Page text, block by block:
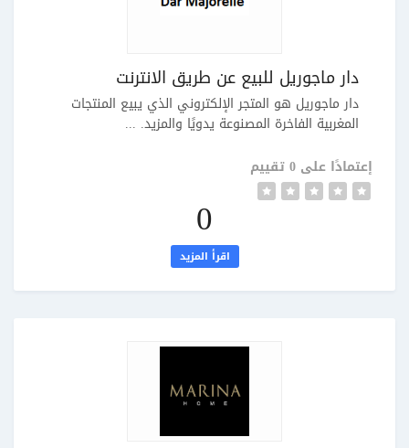
دار ماجوريل للبيع عن طريق الانترنت
دار ماجوريل هو المتجر الإلكتروني الذي يبيع المنتجات
المغربية الفاخرة المصنوعة يدويًا والمزيد. ...
إعتمادًا على 0 تقييم
0
اقرأ المزيد